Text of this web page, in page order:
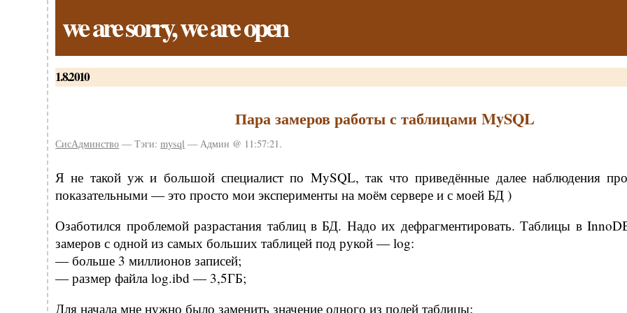
we are sorry, we are open
1.8.2010
Пара замеров работы с таблицами MySQL
СисАдминство — Тэги:mysql — Админ @ 11:57:21.
Я не такой уж и большой специалист по MySQL, так что приведённые далее наблюдения
показательными — это просто мои эксперименты на моём сервере и с моей БД )
Озаботился проблемой разрастания таблиц в БД. Надо их дефрагментировать. Таблицы в
замеров с одной из самых больших таблицей под рукой — log:
— больше 3 миллионов записей;
— размер файла log.ibd — 3,5ГБ;
Для начала мне нужно было заменить значение одного из полей таблицы: